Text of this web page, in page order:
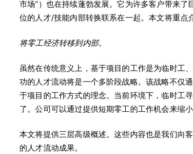
市场”）也在持续蓬勃发展。它为许多客户带来
位的人才/技能内部转换联系在一起。本文将重点
将零工经济转移到内部。
虽然在传统意义上，基于项目的工作是为临时工
功的人才流动将是一个多阶段战略。该战略不仅
于项目的工作方式的理念。当前环境下，临时工
了。公司可以通过提供短期零工的工作机会来缩
本文将提供三层高级概述。这些内容也是我们向
的人才流动成果。